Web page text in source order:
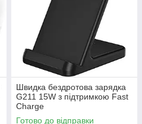
Швидка бездротова зарядка
G211 15W з підтримкою Fast
Charge
Готово до відправки